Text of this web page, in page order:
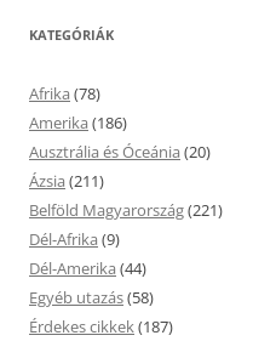
KATEGÓRIÁK
Afrika (78)
Amerika (186)
Ausztrália és Óceánia (20)
Ázsia (211)
Belföld Magyarország(221)
Dél-Afrika (9)
Dél-Amerika (44)
Egyéb utazás(58)
Érdekes cikkek(187)